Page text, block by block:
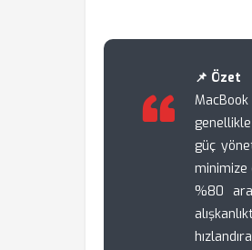
📌 Özet
güç
minimize
%80